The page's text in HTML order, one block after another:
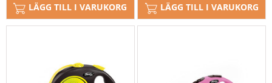
LÄGG TILL I VARUKORG LÄGG TILL I VARUKORG